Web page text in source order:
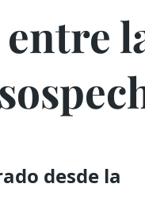
desde la